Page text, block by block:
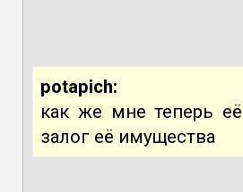
potapich:
как же мне теперь
залог её имущества